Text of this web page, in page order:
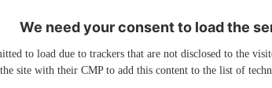
We need your consent to load the
to load due to trackers that are not disclosed to the
the site with their CMP to add this content to the list of